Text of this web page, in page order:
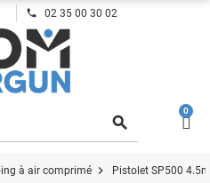
phone 02 35 00 30 02
search
0
à air comprimé chevron_right Pistolet SP500